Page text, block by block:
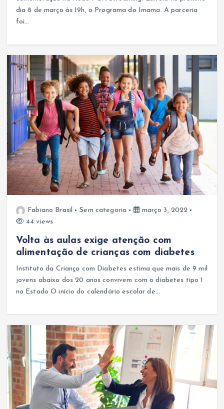
dia 8 de março às 19h, o Programa do Imama. A parceria
foi…
Fabiano Brasil Sem categoria
março 3, 2022
44 views
Volta às aulas exige atenção com
alimentação de crianças com diabetes
Instituto da Criança com Diabetes estima que mais de 9 mil
jovens abaixo dos 20 anos convivem com o diabetes tipo 1
no Estado O início do calendário escolar de…